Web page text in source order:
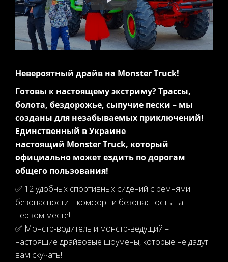
Невероятный драйв на Monster Truck!
Готовы к настоящему экстриму? Трассы,
болота, бездорожье, cыпучие пески – мы
созданы для незабываемых приключений!
Единственный в Украине
настоящий Monster Truck, который
официально может ездить по дорогам
общего пользования!
✅ 12 удобных спортивных сидений с ремнями
безопасности – комфорт и безопасность на
первом месте!
✅ Монстр-водитель и монстр-ведущий –
настоящие драйвовые шоумены, которые не дадут
вам скучать!